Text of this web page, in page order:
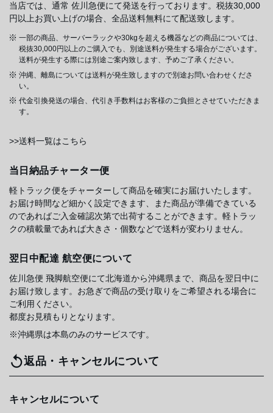
当店では、通常 佐川急便にて発送を行っております。税抜30,000
円以上お買い上げの場合、全品送料無料にて配送致します。
一部の商品、サーバーラックや30kgを超える機器などの商品については、
税抜30,000円以上のご購入でも、別途送料が発生する場合がございます。
送料が発生する際には別途ご案内致します、予めご了承ください。
沖縄、離島については送料が発生致しますので別途お問い合わせくださ
い。
代金引換発送の場合、代引き手数料はお客様のご負担とさせていただきま
す。
>>送料一覧はこちら
当日納品チャーター便
軽トラック便をチャーターして商品を確実にお届けいたします。
お届け時間など細かく設定できます、また商品が準備できている
のであればご入金確認次第で出荷することができます。軽トラッ
クの積載量であれば大きさ・個数などで送料が変わりません。
翌日中配達 航空便について
佐川急便 飛脚航空便にて北海道から沖縄県まで、商品を翌日中に
お届け致します。お急ぎで商品の受け取りをご希望される場合に
ご利用ください。
都度お見積もりとなります。
※沖縄県は本島のみのサービスです。
返品・キャンセルについて
キャンセルについて